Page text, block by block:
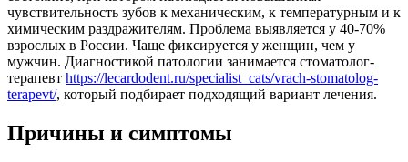
чувствительность зубов к механическим, к температурным и к
химическим раздражителям. Проблема выявляется у 40-70%
взрослых в России. Чаще фиксируется у женщин, чем у
мужчин. Диагностикой патологии занимается стоматолог-
терапевт https://lecardodent.ru/specialist_cats/vrach-stomatolog-
terapevt/, который подбирает подходящий вариант лечения.
Причины и симптомы